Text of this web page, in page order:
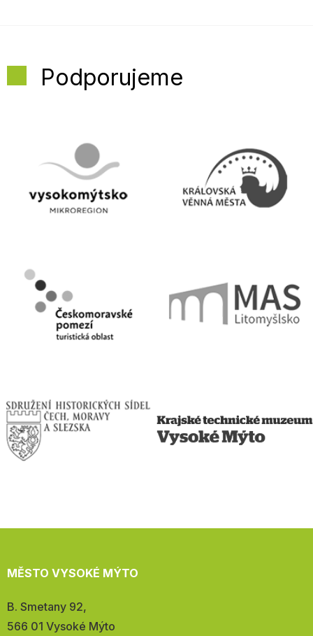
Podporujeme
MĚSTO VYSOKÉ MÝTO
Adresa:
B. Smetany 92,
566 01 Vysoké Mýto